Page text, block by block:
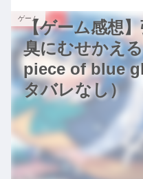
【ゲーム感想
臭にむせかえ
piece of blue
タバレなし）
ゲーム